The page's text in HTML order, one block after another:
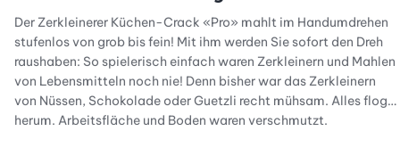
Der Zerkleinerer Küchen-Crack «Pro» mahlt im Handumdrehen
stufenlos von grob bis fein! Mit ihm werden Sie sofort den Dreh
raushaben: So spielerisch einfach waren Zerkleinern und Mahlen
von Lebensmitteln noch nie! Denn bisher war das Zerkleinern
von Nüssen, Schokolade oder Guetzli recht mühsam. Alles flog
herum. Arbeitsfläche und Boden waren verschmutzt.